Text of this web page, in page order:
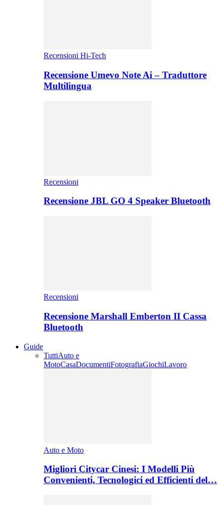
Recensioni Hi-Tech
Recensione Umevo Note Ai – Traduttore
Multilingua
Recensioni
Recensione JBL GO 4 Speaker Bluetooth
Recensioni
Recensione Marshall Emberton II Cassa
Bluetooth
Guide
TuttiAuto e
MotoCasaDocumentiFotografiaGiochiLavoro
Auto e Moto
Migliori Citycar Cinesi: I Modelli Più
Convenienti, Tecnologici ed Efficienti del…